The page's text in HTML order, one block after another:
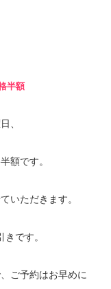
半額
、
額です。
いただきます。
です。
ご予約はお早めに